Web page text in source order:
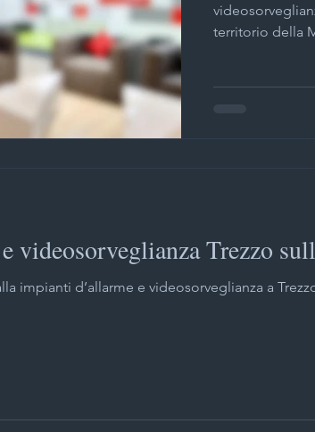
territorio della
videosorveglianza Trezzo
impianti d’allarme e videosorveglianza a